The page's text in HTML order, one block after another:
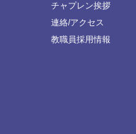
チャプレン挨拶
連絡/アクセス
教職員採用情報